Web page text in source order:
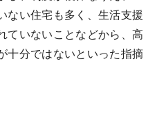
ない住宅も多く、生活支援
ていないことなどから、高
十分ではないといった指摘